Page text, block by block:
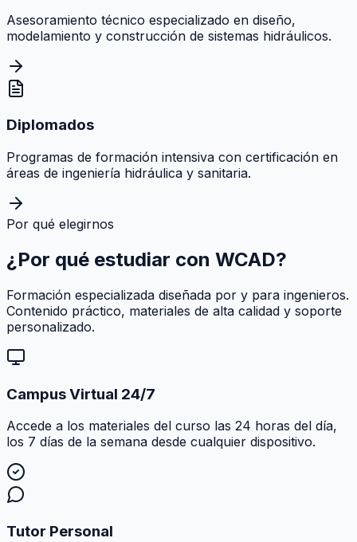
Asesoramiento técnico especializado en diseño,
modelamiento y construcción de sistemas hidráulicos.
Diplomados
Programas de formación intensiva con certificación en
áreas de ingeniería hidráulica y sanitaria.
Por qué elegirnos
¿Por qué estudiar con WCAD?
Formación especializada diseñada por y para ingenieros.
Contenido práctico, materiales de alta calidad y soporte
personalizado.
Campus Virtual 24/7
Accede a los materiales del curso las 24 horas del día,
los 7 días de la semana desde cualquier dispositivo.
Tutor Personal